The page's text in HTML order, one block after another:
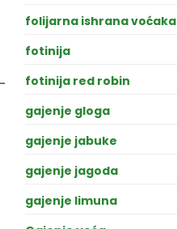
folijarna ishrana voćaka
fotinija
fotinija red robin
gajenje gloga
gajenje jabuke
gajenje jagoda
gajenje limuna